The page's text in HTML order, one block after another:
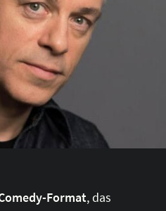
Format, das